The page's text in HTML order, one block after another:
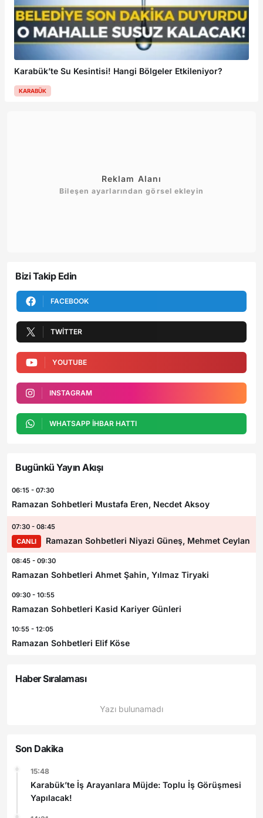
Karabük’te Su Kesintisi! Hangi Bölgeler Etkileniyor?
KARABÜK
Reklam Alanı
Bileşen ayarlarından görsel ekleyin
Bizi Takip Edin
FACEBOOK
TWITTER
YOUTUBE
INSTAGRAM
WHATSAPP İHBAR HATTI
Bugünkü Yayın Akışı
06:15 - 07:30
Ramazan Sohbetleri Mustafa Eren, Necdet Aksoy
07:30 - 08:45
CANLI
Ramazan Sohbetleri Niyazi Güneş, Mehmet Ceylan
08:45 - 09:30
Ramazan Sohbetleri Ahmet Şahin, Yılmaz Tiryaki
09:30 - 10:55
Ramazan Sohbetleri Kasid Kariyer Günleri
10:55 - 12:05
Ramazan Sohbetleri Elif Köse
Haber Sıralaması
Yazı bulunamadı
Son Dakika
15:48
Karabük’te İş Arayanlara Müjde: Toplu İş Görüşmesi
Yapılacak!